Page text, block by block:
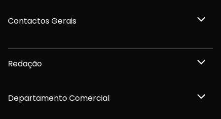
Contactos Gerais
Redação
Departamento Comercial